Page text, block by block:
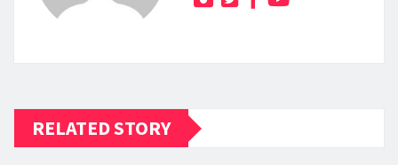
RELATED STORY